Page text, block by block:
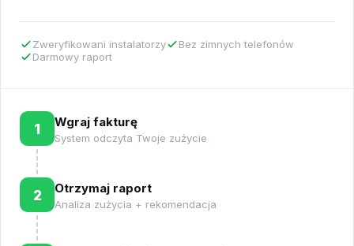
Zweryfikowani instalatorzy
Bez zimnych telefonów
Darmowy raport
1 Wgraj fakturę
System odczyta Twoje zużycie
2 Otrzymaj raport
Analiza zużycia + rekomendacja